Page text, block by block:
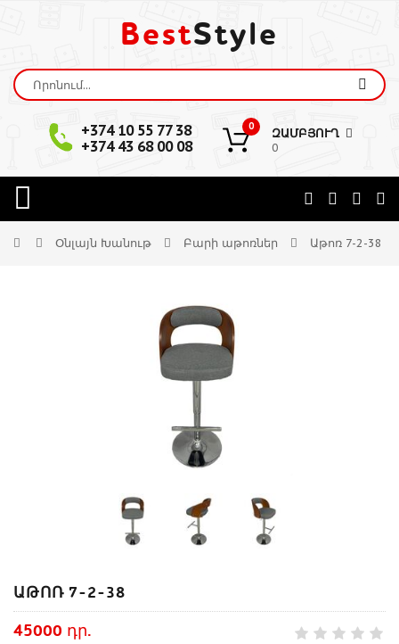
BestStyle
+374 10 55 77 38
+374 43 68 00 08
0 ԶԱՄԲՅՈՒՂ
0
Օնլայն Խանութ Բարի աթոռներ Աթոռ 7-2-38
ԱԹՈՌ 7-2-38
45000 դր.